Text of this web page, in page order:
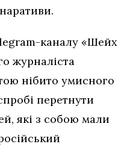
каналу «Шейх
журналіста
нібито умисного
перетнути
які з собою мали